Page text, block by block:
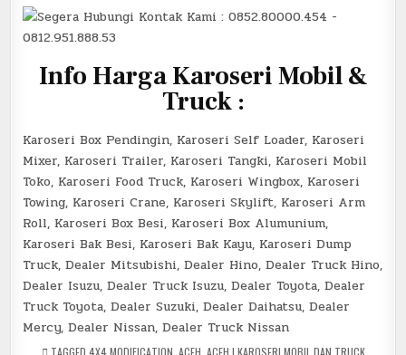
Info Harga Karoseri Mobil &
Truck :
Karoseri Box Pendingin, Karoseri Self Loader, Karoseri
Mixer, Karoseri Trailer, Karoseri Tangki, Karoseri Mobil
Toko, Karoseri Food Truck, Karoseri Wingbox, Karoseri
Towing, Karoseri Crane, Karoseri Skylift, Karoseri Arm
Roll, Karoseri Box Besi, Karoseri Box Alumunium,
Karoseri Bak Besi, Karoseri Bak Kayu, Karoseri Dump
Truck, Dealer Mitsubishi, Dealer Hino, Dealer Truck Hino,
Dealer Isuzu, Dealer Truck Isuzu, Dealer Toyota, Dealer
Truck Toyota, Dealer Suzuki, Dealer Daihatsu, Dealer
Mercy, Dealer Nissan, Dealer Truck Nissan
TAGGED 4X4 MODIFICATION ACEH ACEH | KAROSERI MOBIL DAN TRUCK